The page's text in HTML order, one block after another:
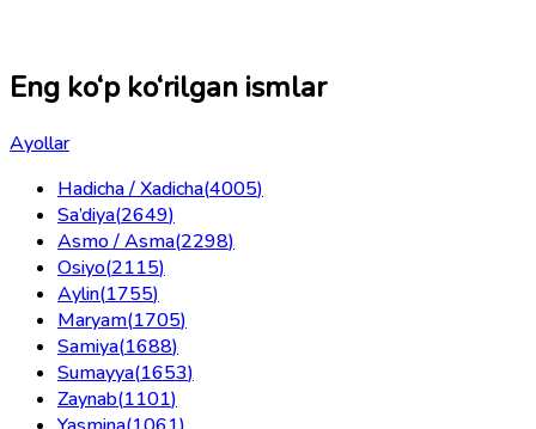
Eng ko‘p ko‘rilgan ismlar
Ayollar
Hadicha / Xadicha(4005)
Sa’diya(2649)
Asmo / Asma(2298)
Osiyo(2115)
Aylin(1755)
Maryam(1705)
Samiya(1688)
Sumayya(1653)
Zaynab(1101)